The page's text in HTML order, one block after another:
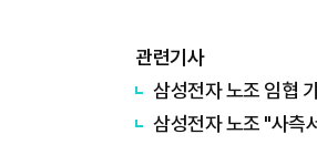
관련기사
삼성전자 노조 임협
삼성전자 노조 "사측